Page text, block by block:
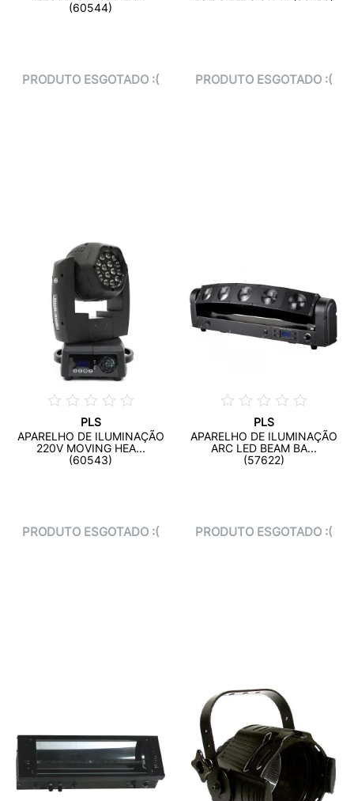
(60544)
PRODUTO ESGOTADO :( PRODUTO ESGOTADO :(
PLS
APARELHO DE ILUMINAÇÃO
220V MOVING HEA...
(60543)
PRODUTO ESGOTADO :(
PLS
APARELHO DE ILUMINAÇÃO
ARC LED BEAM BA...
(57622)
PRODUTO ESGOTADO :(